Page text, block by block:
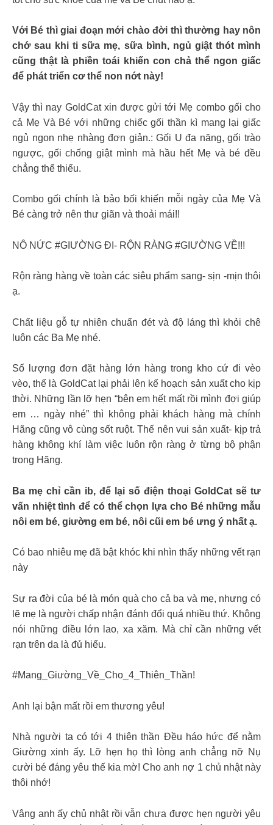
Với Bé thì giai đoạn mới chào đời thì thường hay nôn
chớ sau khi ti sữa mẹ, sữa bình, ngủ giật thót mình
cũng thật là phiền toái khiến con chả thể ngon giấc
để phát triển cơ thể non nớt này!
Vậy thì nay GoldCat xin được gửi tới Mẹ combo gối cho
cả Mẹ Và Bé với những chiếc gối thần kì mang lại giấc
ngủ ngon nhẹ nhàng đơn giản.: Gối U đa năng, gối trào
ngược, gối chống giật mình mà hầu hết Mẹ và bé đều
chẳng thể thiếu.
Combo gối chính là bảo bối khiến mỗi ngày của Mẹ Và
Bé càng trở nên thư giãn và thoải mái!!
️NÔ NỨC #GIƯỜNG ĐI- RỘN RÀNG #GIƯỜNG VỀ!!!
Rộn ràng hàng về toàn các siêu phẩm sang- sịn -mịn thôi
ạ.
Chất liệu gỗ tự nhiên chuẩn đét và độ láng thì khỏi chê
luôn các Ba Mẹ nhé.
Số lượng đơn đặt hàng lớn hàng trong kho cứ đi vèo
vèo, thế là GoldCat lại phải lên kế hoạch sản xuất cho kịp
thời. Những lần lỡ hẹn “bên em hết mất rồi mình đợi giúp
em … ngày nhé” thì không phải khách hàng mà chính
Hãng cũng vô cùng sốt ruột. Thế nên vui sản xuất- kịp trả
hàng không khí làm việc luôn rộn ràng ở từng bộ phận
trong Hãng.
Ba mẹ chỉ cần ib, để lại số điện thoại GoldCat sẽ tư
vấn nhiệt tình để có thể chọn lựa cho Bé những mẫu
nôi em bé, giường em bé, nôi cũi em bé ưng ý nhất ạ.
Có bao nhiêu mẹ đã bật khóc khi nhìn thấy những vết rạn
này
Sự ra đời của bé là món quà cho cả ba và mẹ, nhưng có
lẽ mẹ là người chấp nhận đánh đổi quá nhiều thứ. Không
nói những điều lớn lao, xa xăm. Mà chỉ cần những vết
rạn trên da là đủ hiểu.
#Mang_Giường_Về_Cho_4_Thiên_Thần!
Anh lại bận mất rồi em thương yêu!
Nhà người ta có tới 4 thiên thần Đều háo hức để nằm
Giường xinh ấy. Lỡ hẹn họ thì lòng anh chẳng nỡ Nụ
cười bé đáng yêu thế kia mờ! Cho anh nợ 1 chủ nhật này
thôi nhớ!
Vâng anh ấy chủ nhật rồi vẫn chưa được hẹn người yêu